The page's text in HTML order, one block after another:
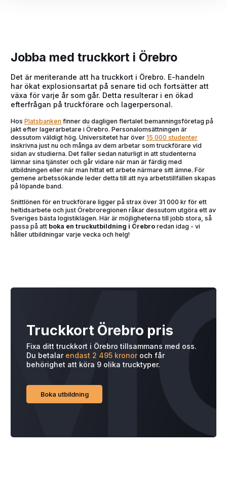
Jobba med truckkort i Örebro
Det är meriterande att ha truckkort i Örebro. E-handeln
har ökat explosionsartat på senare tid och fortsätter att
växa för varje år som går. Detta resulterar i en ökad
efterfrågan på truckförare och lagerpersonal.
HosPlatsbanken finner du dagligen flertalet bemanningsföretag på
jakt efter lagerarbetare i Örebro. Personalomsättningen är
dessutom väldigt hög. Universitetet har över15 000 studenter
inskrivna just nu och många av dem arbetar som truckförare vid
sidan av studierna. Det faller sedan naturligt in att studenterna
lämnar sina tjänster och går vidare när man är färdig med
utbildningen eller när man hittat ett arbete närmare sitt ämne. För
gemene arbetssökande leder detta till att nya arbetstillfällen skapas
på löpande band.
Snittlönen för en truckförare ligger på strax över 31 000 kr för ett
heltidsarbete och just Örebroregionen råkar dessutom utgöra ett av
Sveriges bästa logistiklägen. Här är möjligheterna till jobb stora, så
passa på att boka en truckutbildning i Örebro redan idag - vi
håller utbildningar varje vecka och helg!
Truckkort Örebro pris
Fixa ditt truckkort i Örebro tillsammans med oss.
Du betalar endast 2 495 kronoroch får
behörighet att köra 9 olika trucktyper.
Boka utbildning